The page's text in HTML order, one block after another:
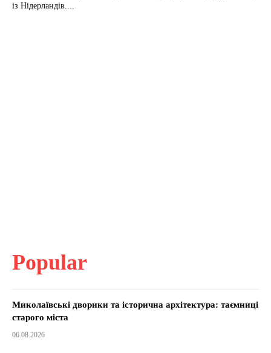
із Нідерландів....
Popular
Миколаївські дворики та історична архітектура: таємниці
старого міста
06.08.2026